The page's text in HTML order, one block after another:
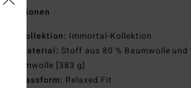
Funktionen
Kollektion: Immortal-Kollektion
Material: Stoff aus 80 % Baumwolle und
Baumwolle [383 g]
Passform: Relaxed Fit